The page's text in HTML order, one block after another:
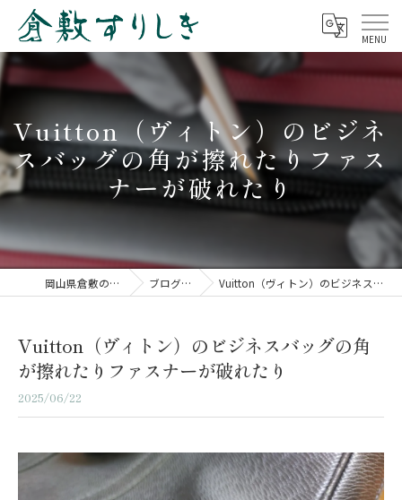
Vuitton（ヴィトン）のビジネ
スバッグの角が擦れたりファス
ナーが破れたり
岡山県倉敷の修理なら倉敷すりしき ブログ（修理事例） Vuitton（ヴィトン）のビジネスバッグの角が擦れたりファスナーが破れたり
Vuitton（ヴィトン）のビジネスバッグの角
が擦れたりファスナーが破れたり
2025/06/22